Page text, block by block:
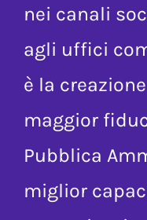
segnalazione
nei canali
agli uffici
è la
maggior
Pubblica